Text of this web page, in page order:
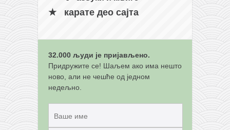
карате део сајта
32.000 људи је пријављено.
Придружите се! Шаљем ако има нешто
ново, али не чешће од једном
недељно.